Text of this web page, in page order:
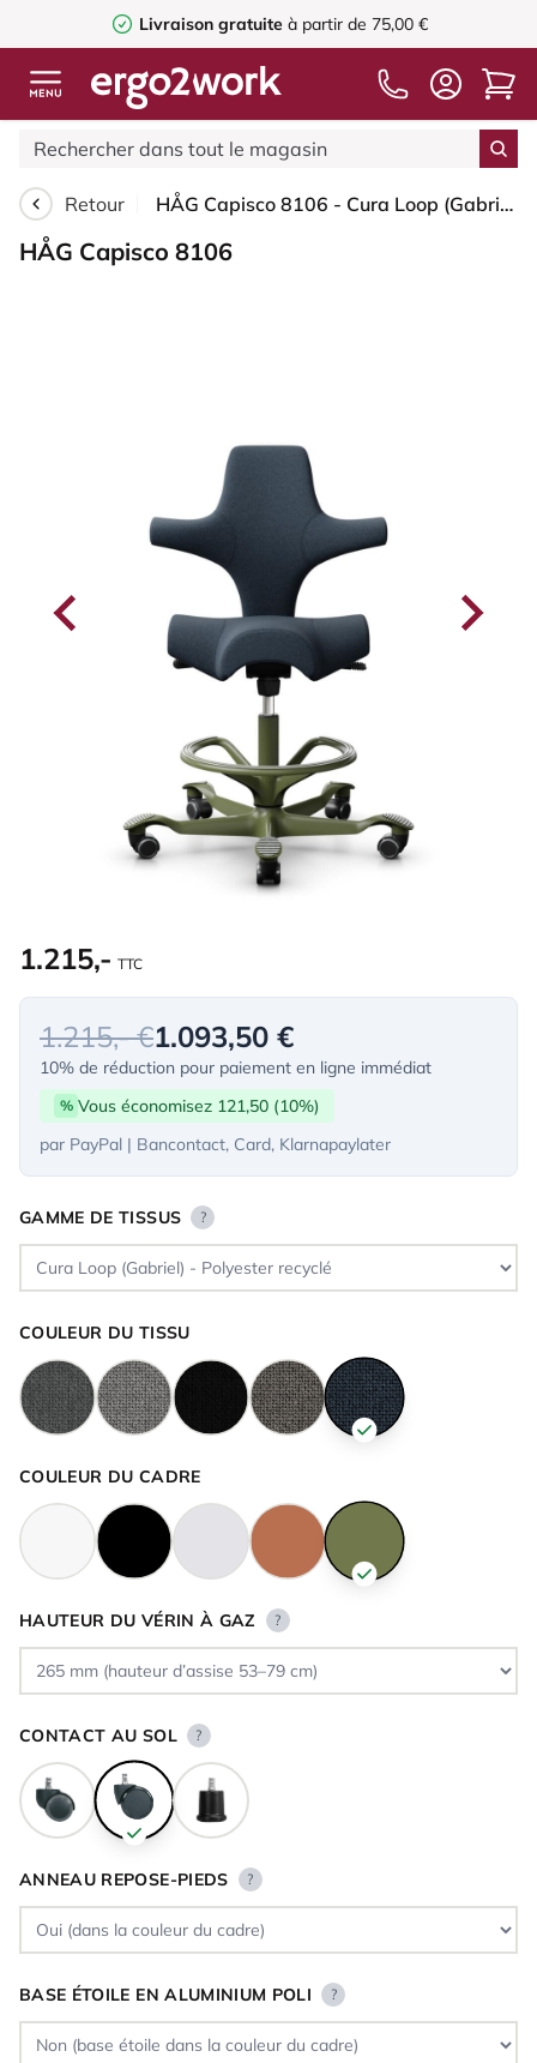
Livraison gratuite à partir de 75,00 €
Retour HÅG Capisco 8106 - Cura Loop (Gabriel) - Polyester recyclé - CLP66165 Blue - Moss Grey - 265 mm (hauteur d’assise 53–79 cm) - Roues dures pour sols souples
HÅG Capisco 8106
1.215,- TTC
1.215,- €1.093,50 €
10% de réduction pour paiement en ligne immédiat
% Vous économisez 121,50 (10%)
par PayPal | Bancontact, Card, Klarnapaylater
GAMME DE TISSUS ?
COULEUR DU TISSU
COULEUR DU CADRE
HAUTEUR DU VÉRIN À GAZ ?
CONTACT AU SOL ?
ANNEAU REPOSE-PIEDS ?
BASE ÉTOILE EN ALUMINIUM POLI ?